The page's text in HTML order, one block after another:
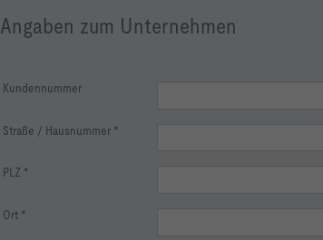
Angaben zum Unternehmen
Kundennummer
Straße / Hausnummer
PLZ
Ort